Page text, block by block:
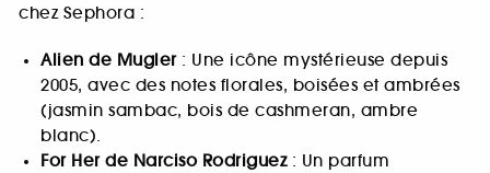
chez Sephora :
Alien de Mugler: Une icône mystérieuse depuis
2005, avec des notes florales, boisées et ambrées
(jasmin sambac, bois de cashmeran, ambre
blanc).
For Her de Narciso Rodriguez: Un parfum